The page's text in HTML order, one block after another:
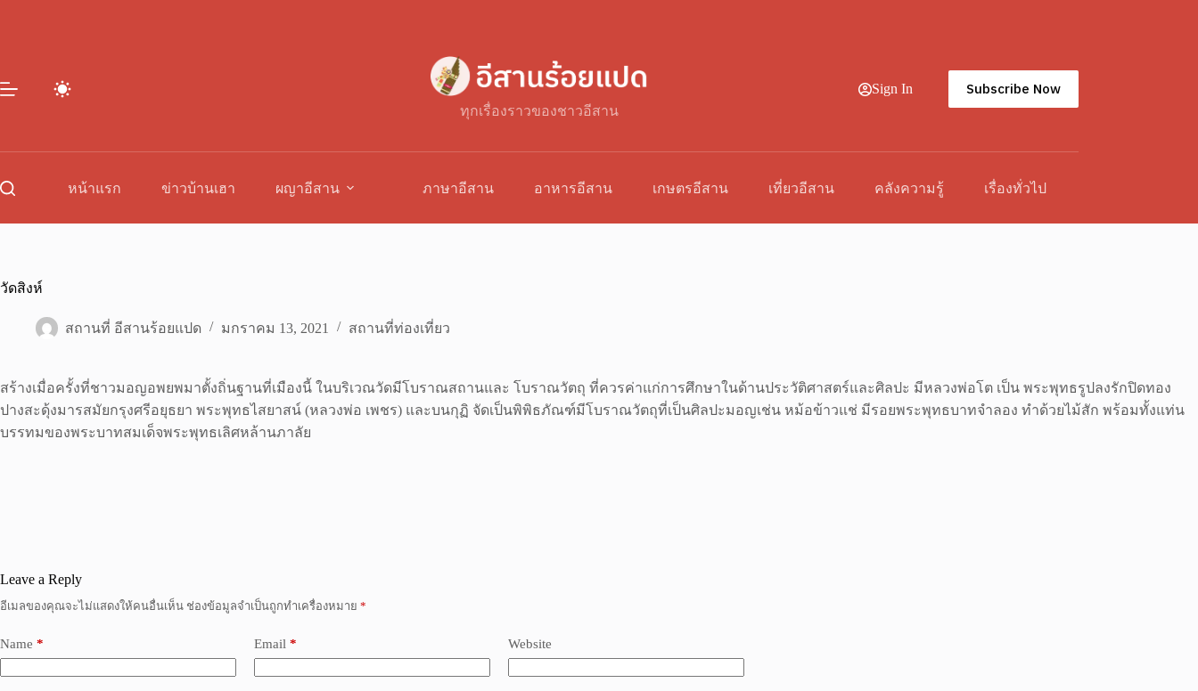
ทุกเรื่องราวของชาวอีสาน
Sign In Subscribe Now
หน้าแรก ข่าวบ้านเฮา ผญาอีสาน ภาษาอีสาน อาหารอีสาน เกษตรอีสาน เที่ยวอีสาน คลังความรู้ เรื่องทั่วไป
วัดสิงห์
สถานที่ อีสานร้อยแปด มกราคม 13, 2021 สถานที่ท่องเที่ยว
สร้างเมื่อครั้งที่ชาวมอญอพยพมาตั้งถิ่นฐานที่เมืองนี้ ในบริเวณวัดมีโบราณสถานและ โบราณวัตถุ ที่ควรค่าแก่การศึกษาในด้านประวัติศาสตร์และศิลปะ มีหลวงพ่อโต เป็น พระพุทธรูปลงรักปิดทอง
ปางสะดุ้งมารสมัยกรุงศรีอยุธยา พระพุทธไสยาสน์ (หลวงพ่อ เพชร) และบนกุฏิ จัดเป็นพิพิธภัณฑ์มีโบราณวัตถุที่เป็นศิลปะมอญเช่น หม้อข้าวแช่ มีรอยพระพุทธบาทจำลอง ทำด้วยไม้สัก พร้อมทั้งแท่น
บรรทมของพระบาทสมเด็จพระพุทธเลิศหล้านภาลัย
Leave a Reply
อีเมลของคุณจะไม่แสดงให้คนอื่นเห็น ช่องข้อมูลจำเป็นถูกทำเครื่องหมาย *
Name * Email * Website